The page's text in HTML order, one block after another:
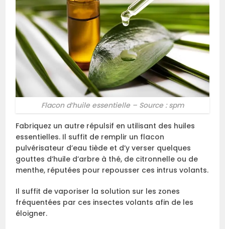
Flacon d’huile essentielle – Source : spm
Fabriquez un autre répulsif en utilisant des huiles
essentielles. Il suffit de remplir un flacon
pulvérisateur d’eau tiède et d’y verser quelques
gouttes d’huile d’arbre à thé, de citronnelle ou de
menthe, réputées pour repousser ces intrus volants.
Il suffit de vaporiser la solution sur les zones
fréquentées par ces insectes volants afin de les
éloigner.